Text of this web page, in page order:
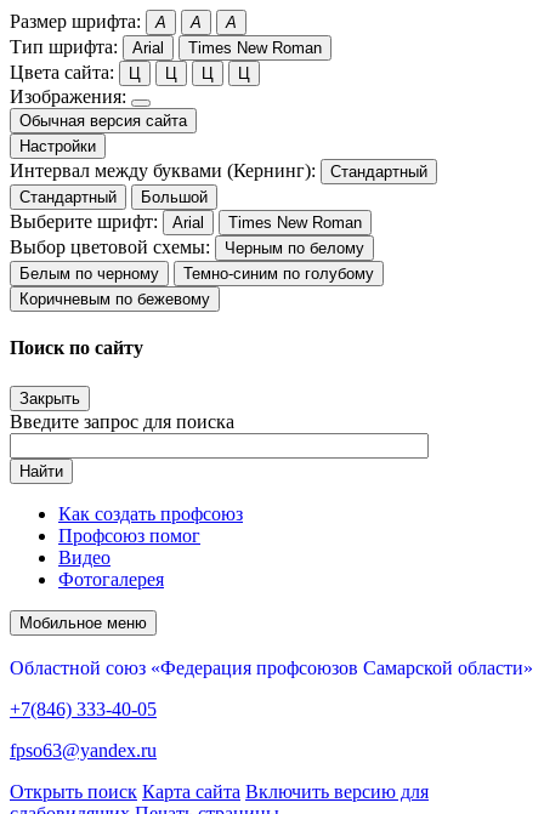
Размер шрифта: A A A
Тип шрифта: Arial Times New Roman
Цвета сайта: Ц Ц Ц Ц
Изображения:
Обычная версия сайта
Настройки
Интервал между буквами (Кернинг):
Стандартный
Стандартный
Большой
Выберите шрифт: Arial Times New Roman
Выбор цветовой схемы:
Черным по белому
Белым по черному
Темно-синим по голубому
Коричневым по бежевому
Поиск по сайту
Закрыть
Введите запрос для поиска
Найти
Как создать профсоюз
Профсоюз помог
Видео
Фотогалерея
Мобильное меню
Областной союз «Федерация профсоюзов Самарской области»
+7(846) 333-40-05
fpso63@yandex.ru
Открыть поиск Карта сайта Включить версию для